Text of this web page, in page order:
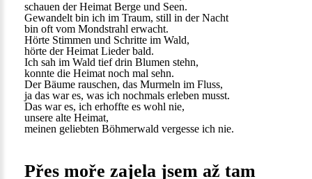
schauen der Heimat Berge und Seen.
Gewandelt bin ich im Traum, still in der Nacht
bin oft vom Mondstrahl erwacht.
Hörte Stimmen und Schritte im Wald,
hörte der Heimat Lieder bald.
Ich sah im Wald tief drin Blumen stehn,
konnte die Heimat noch mal sehn.
Der Bäume rauschen, das Murmeln im Fluss,
ja das war es, was ich nochmals erleben musst.
Das war es, ich erhoffte es wohl nie,
unsere alte Heimat,
meinen geliebten Böhmerwald vergesse ich nie.
Přes moře zajela jsem až tam